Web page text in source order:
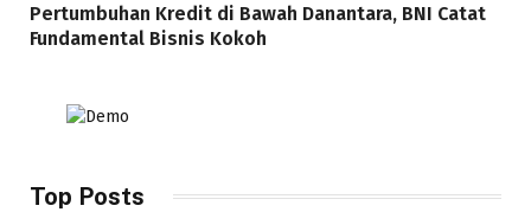
Pertumbuhan Kredit di Bawah Danantara, BNI Catat
Fundamental Bisnis Kokoh
Top Posts